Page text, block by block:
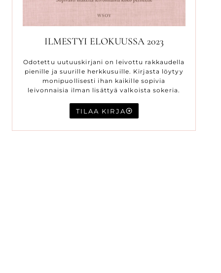
ILMESTYI ELOKUUSSA 2023
Odotettu uutuuskirjani on leivottu rakkaudella
pienille ja suurille herkkusuille. Kirjasta löytyy
monipuollisesti ihan kaikille sopivia
leivonnaisia ilman lisättyä valkoista sokeria.
TILAA KIRJA